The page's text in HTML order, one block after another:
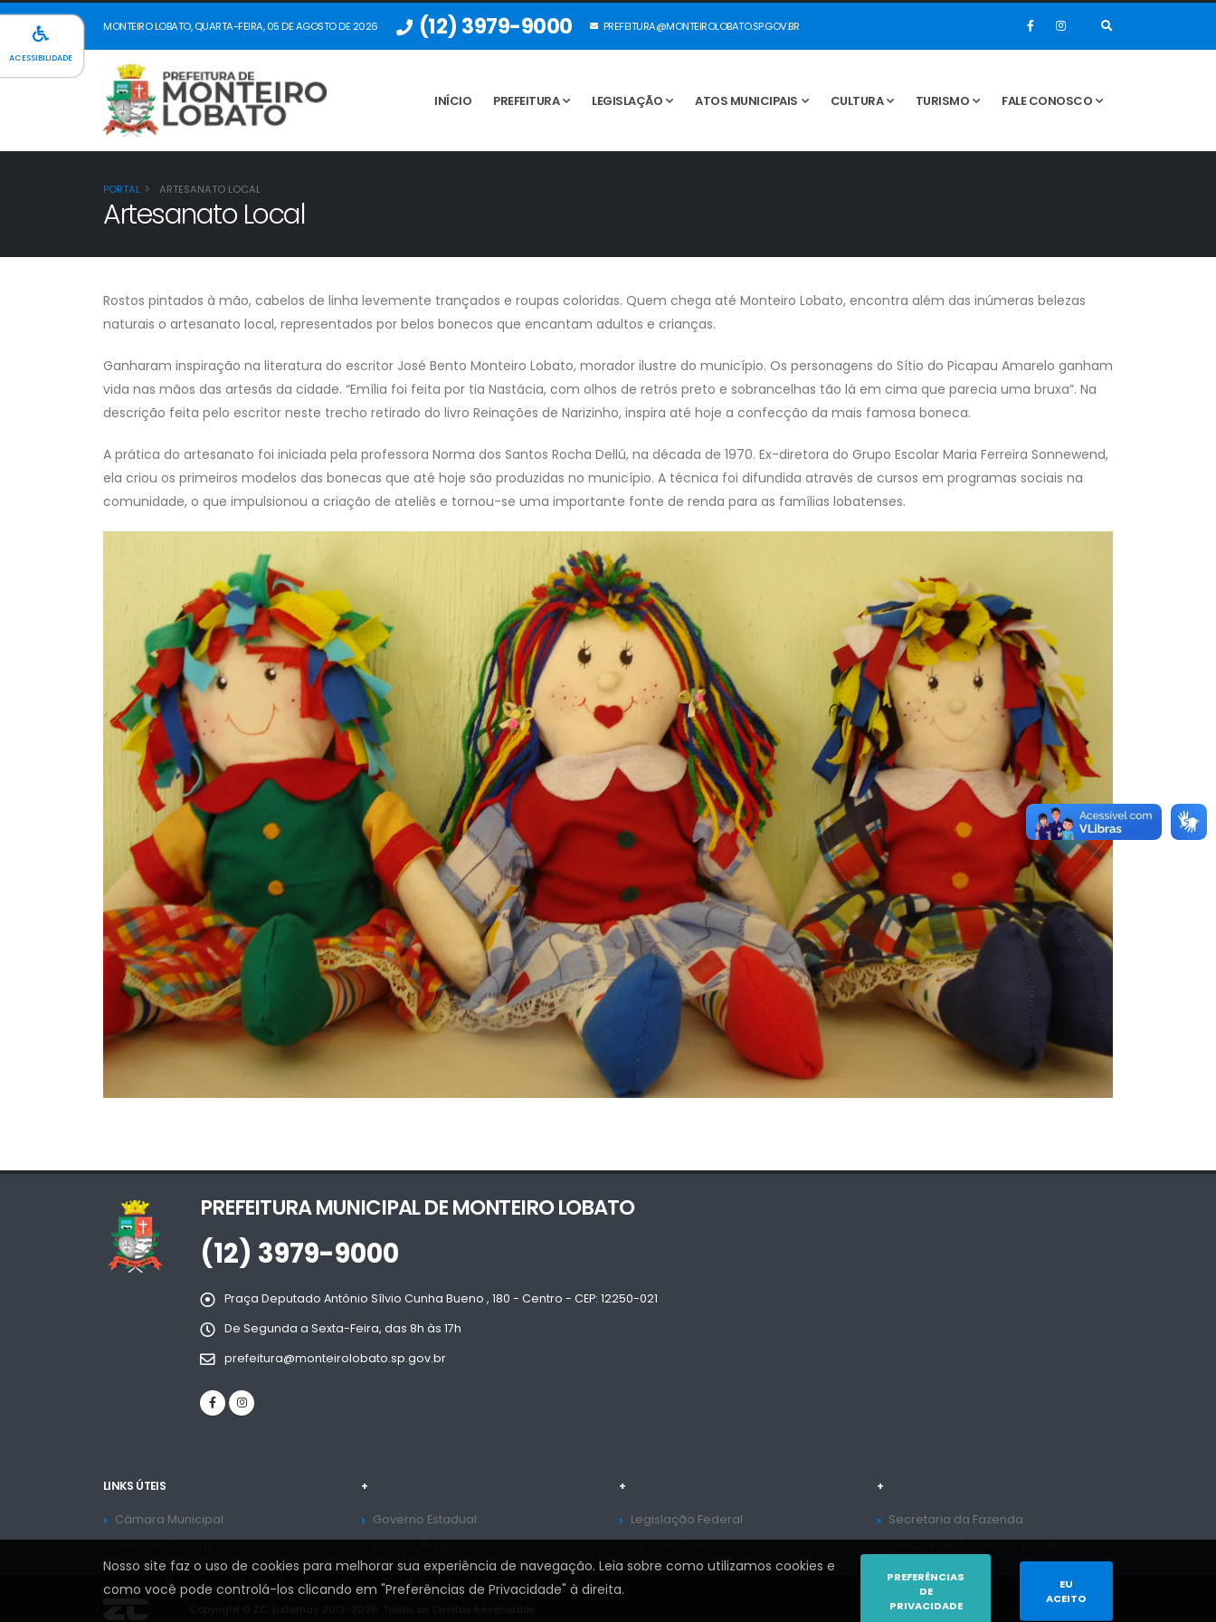
MONTEIRO LOBATO, QUARTA-FEIRA, 05 DE AGOSTO DE 2026 (12) 3979-9000 PREFEITURA@MONTEIROLOBATO.SP.GOV.BR
INÍCIO PREFEITURA LEGISLAÇÃO ATOS MUNICIPAIS CULTURA TURISMO FALE CONOSCO
PORTAL ARTESANATO LOCAL
Artesanato Local
Rostos pintados à mão, cabelos de linha levemente trançados e roupas coloridas. Quem chega até Monteiro Lobato, encontra além das inúmeras belezas
naturais o artesanato local, representados por belos bonecos que encantam adultos e crianças.
Ganharam inspiração na literatura do escritor José Bento Monteiro Lobato, morador ilustre do município. Os personagens do Sítio do Picapau Amarelo ganham
vida nas mãos das artesãs da cidade. “Emília foi feita por tia Nastácia, com olhos de retrós preto e sobrancelhas tão lá em cima que parecia uma bruxa”. Na
descrição feita pelo escritor neste trecho retirado do livro Reinações de Narizinho, inspira até hoje a confecção da mais famosa boneca.
A prática do artesanato foi iniciada pela professora Norma dos Santos Rocha Dellú, na década de 1970. Ex-diretora do Grupo Escolar Maria Ferreira Sonnewend,
ela criou os primeiros modelos das bonecas que até hoje são produzidas no município. A técnica foi difundida através de cursos em programas sociais na
comunidade, o que impulsionou a criação de ateliês e tornou-se uma importante fonte de renda para as famílias lobatenses.
PREFEITURA MUNICIPAL DE MONTEIRO LOBATO
(12) 3979-9000
Praça Deputado Antônio Sílvio Cunha Bueno , 180 - Centro - CEP: 12250-021
De Segunda a Sexta-Feira, das 8h às 17h
prefeitura@monteirolobato.sp.gov.br
LINKS ÚTEIS
Câmara Municipal
+
Governo Estadual
+
Legislação Federal
+
Secretaria da Fazenda
Nosso site faz o uso de cookies para melhorar sua experiência de navegação. Leia sobre como utilizamos cookies e
como você pode controlá-los clicando em "Preferências de Privacidade" à direita.
PREFERÊNCIAS
DE
PRIVACIDADE
EU
ACEITO
ACESSIBILIDADE